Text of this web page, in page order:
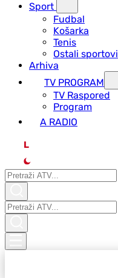
Sport
Fudbal
Košarka
Tenis
Ostali sportovi
Arhiva
TV PROGRAM
ТV Raspored
Program
A RADIO
L